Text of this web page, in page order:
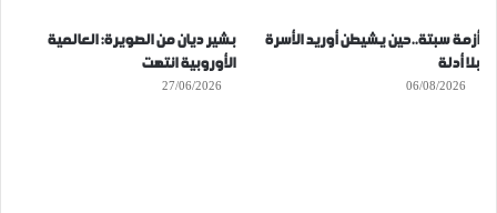
أزمة سبتة..حين يشيطن أوريد الأسرة
بلا أدلة
06/08/2026
بشير ديان من الصويرة: العالمية
الأوروبية انتهت
27/06/2026